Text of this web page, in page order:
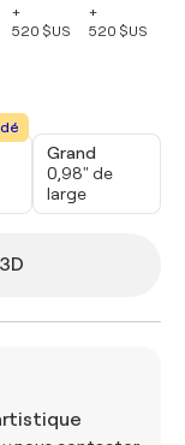
+
520 $US
+
520 $US
Grand
0,98" de
large